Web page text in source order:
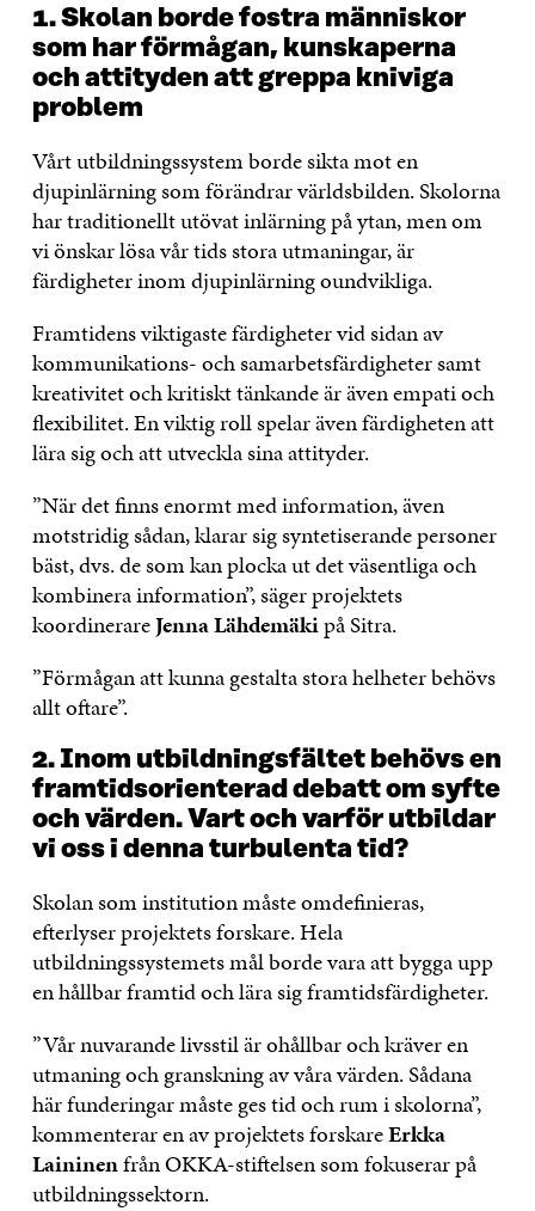
1. Skolan borde fostra människor
som har förmågan, kunskaperna
och attityden att greppa kniviga
problem
Vårt utbildningssystem borde sikta mot en
djupinlärning som förändrar världsbilden. Skolorna
har traditionellt utövat inlärning på ytan, men om
vi önskar lösa vår tids stora utmaningar, är
färdigheter inom djupinlärning oundvikliga.
Framtidens viktigaste färdigheter vid sidan av
kommunikations- och samarbetsfärdigheter samt
kreativitet och kritiskt tänkande är även empati och
flexibilitet. En viktig roll spelar även färdigheten att
lära sig och att utveckla sina attityder.
”När det finns enormt med information, även
motstridig sådan, klarar sig syntetiserande personer
bäst, dvs. de som kan plocka ut det väsentliga och
kombinera information”, säger projektets
koordinerareJenna Lähdemäkipå Sitra.
”Förmågan att kunna gestalta stora helheter behövs
allt oftare”.
2. Inom utbildningsfältet behövs en
framtidsorienterad debatt om syfte
och värden. Vart och varför utbildar
vi oss i denna turbulenta tid?
Skolan som institution måste omdefinieras,
efterlyser projektets forskare. Hela
utbildningssystemets mål borde vara att bygga upp
en hållbar framtid och lära sig framtidsfärdigheter.
”Vår nuvarande livsstil är ohållbar och kräver en
utmaning och granskning av våra värden. Sådana
här funderingar måste ges tid och rum i skolorna”,
kommenterar en av projektets forskareErkka
Laininenfrån OKKA-stiftelsen som fokuserar på
utbildningssektorn.